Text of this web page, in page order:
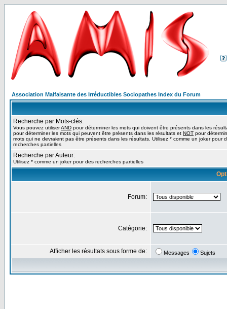
Association Malfaisante des Irréductibles Sociopathes Index du Forum
Recherche par Mots-clés:
Vous pouvez utiliserAND pour déterminer les mots qui doivent être présents dans les
pour déterminer les mots qui peuvent être présents dans les résultats et NOT pour
mots qui ne devraient pas être présents dans les résultats. Utilisez * comme un joker pour
recherches partielles
Recherche par Auteur:
Utilisez * comme un joker pour des recherches partielles
Forum:
Catégorie:
Afficher les résultats sous forme de: Messages Sujets